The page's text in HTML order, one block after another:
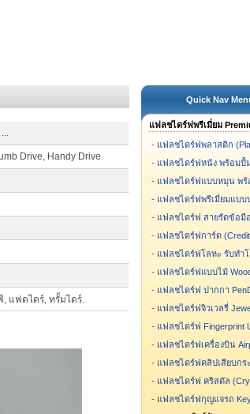
Drive, Handy Drive
, แฟดไดร์, ทรั้มไดร์.
Quick Nav
แฟลชไดร์ฟพรีเมี่ยม
- แฟลชไดร์ฟพลาสติก
- แฟลชไดร์ฟหนัง พร้อมปั้
- แฟลชไดร์ฟแบบหมุน พร้
- แฟลชไดร์ฟพรีเมี่ยมแบบ
- แฟลชไดร์ฟ สายรัดข้อมื
- แฟลชไดร์ฟการ์ด
- แฟลชไดร์ฟโลหะ รับทำ
- แฟลชไดร์ฟแบบไม้
- แฟลชไดร์ฟ ปากกา
- แฟลชไดร์ฟจิวเวลรี่
- แฟลชไดร์ฟ Fingerprint
- แฟลชไดร์ฟเครื่องบิน
- แฟลชไดร์ฟคลิปเสียบกร
- แฟลชไดร์ฟ คริสตัล
- แฟลชไดร์ฟกุญแจรถ